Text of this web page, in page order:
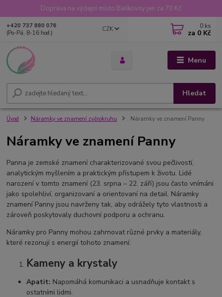
Doprava na výdejní místo Balíkovny jen za 70 Kč
Menu
CZK
Hledat
+420 737 880 076
(Po-Pá, 8-16 hod.)
0 ks
za 0 Kč
Úvod Náramky ve znamení zvěrokruhu Náramky ve znamení Panny
Náramky ve znamení Panny
Panna je zemské znamení charakterizované svou pečlivostí,
analytickým myšlením a praktickým přístupem k životu. Lidé
narození v tomto znamení (23. srpna – 22. září) jsou často vnímáni
jako spolehliví, organizovaní a orientovaní na detail. Náramky
znamení Panny jsou navrženy tak, aby odrážely tyto vlastnosti a
zároveň poskytovaly duchovní podporu a ochranu.
Náramky pro Panny mohou zahrnovat různé prvky a materiály,
které rezonují s energií tohoto znamení:
Kameny a krystaly
Apatit: Napomáhá komunikaci a usnadňuje kontakt s
ostatními lidmi.